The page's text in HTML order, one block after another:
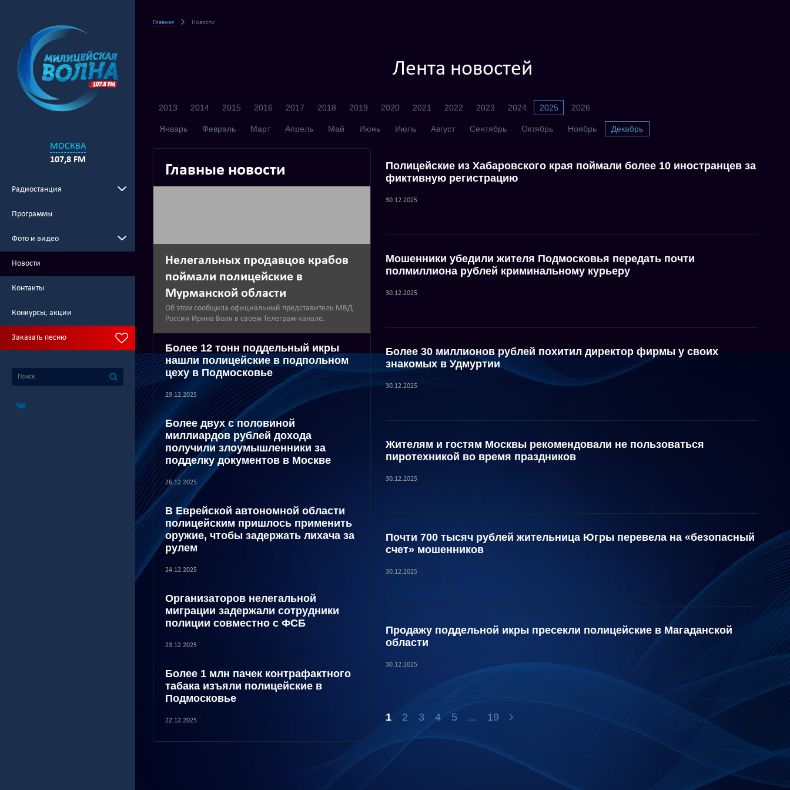
МОСКВА
107,8 FM
Радиостанция
Программы
Фото и видео
Новости
Контакты
Конкурсы, акции
Заказать песню
Главная Новости
Лента новостей
2013 2014 2015 2016 2017 2018 2019 2020 2021 2022 2023 2024 2025 2026
Январь Февраль Март Апрель Май Июнь Июль Август Сентябрь Октябрь Ноябрь Декабрь
Главные новости
Нелегальных продавцов крабов
поймали полицейские в
Мурманской области
Об этом сообщила официальный представитель МВД
России Ирина Волк в своем Телеграм-канале.
Более 12 тонн поддельный икры
нашли полицейские в подпольном
цеху в Подмосковье
29.12.2025
Более двух с половиной
миллиардов рублей дохода
получили злоумышленники за
подделку документов в Москве
26.12.2025
В Еврейской автономной области
полицейским пришлось применить
оружие, чтобы задержать лихача за
рулем
24.12.2025
Организаторов нелегальной
миграции задержали сотрудники
полиции совместно с ФСБ
23.12.2025
Более 1 млн пачек контрафактного
табака изъяли полицейские в
Подмосковье
22.12.2025
Полицейские из Хабаровского края поймали более 10 иностранцев за
фиктивную регистрацию
30.12.2025
Мошенники убедили жителя Подмосковья передать почти
полмиллиона рублей криминальному курьеру
30.12.2025
Более 30 миллионов рублей похитил директор фирмы у своих
знакомых в Удмуртии
30.12.2025
Жителям и гостям Москвы рекомендовали не пользоваться
пиротехникой во время праздников
30.12.2025
Почти 700 тысяч рублей жительница Югры перевела на «безопасный
счет» мошенников
30.12.2025
Продажу поддельной икры пресекли полицейские в Магаданской
области
30.12.2025
1 2 3 4 5 ... 19